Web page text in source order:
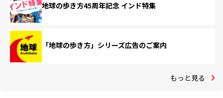
地球の歩き方45周年記念 インド特集
「地球の歩き方」シリーズ広告のご案内
もっと見る